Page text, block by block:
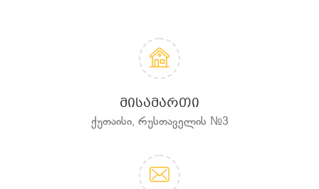
ᲛᲘᲡᲐᲛᲐᲠᲗᲘ
ქუთაისი, რუსთაველის №3